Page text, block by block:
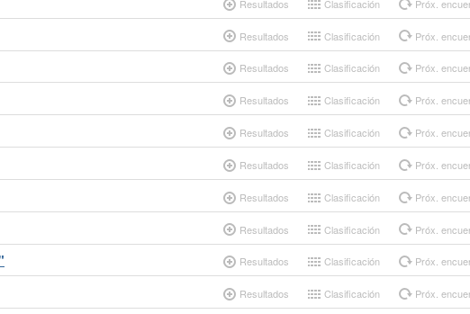
Próx.
Clasificación
Resultados
Próx.
Clasificación
Resultados
Próx.
Clasificación
Resultados
Próx.
Clasificación
Resultados
Próx.
Clasificación
Resultados
Próx.
Clasificación
Resultados
Próx.
Clasificación
Resultados
Próx.
Clasificación
Resultados
Próx.
Clasificación
Resultados
Próx.
Clasificación
Resultados